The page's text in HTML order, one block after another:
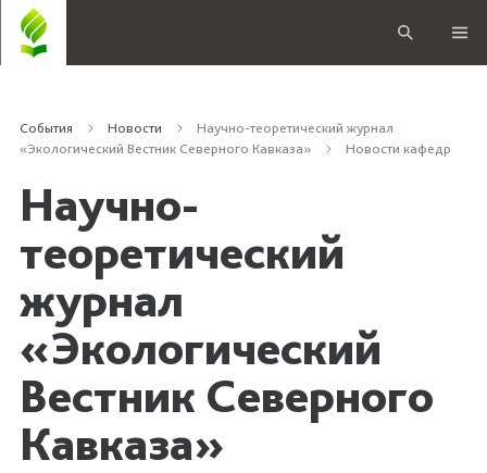
События Новости
Научно-теоретический журнал
«Экологический Вестник Северного Кавказа»
Новости кафедр
Научно-
теоретический
журнал
«Экологический
Вестник Северного
Кавказа»